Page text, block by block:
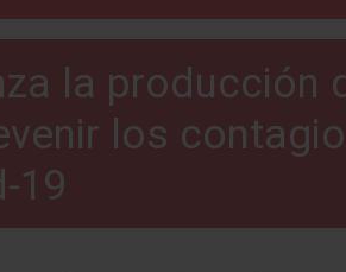
la producción
los
19